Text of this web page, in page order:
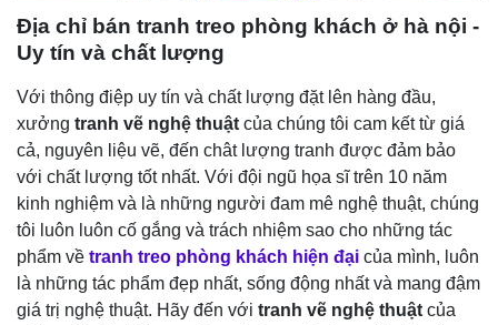
Địa chỉ bán tranh treo phòng khách ở hà nội -
Uy tín và chất lượng
Với thông điệp uy tín và chất lượng đặt lên hàng đầu,
xưởng tranh vẽ nghệ thuật của chúng tôi cam kết từ giá
cả, nguyên liệu vẽ, đến chât lượng tranh được đảm bảo
với chất lượng tốt nhất. Với đội ngũ họa sĩ trên 10 năm
kinh nghiệm và là những người đam mê nghệ thuật, chúng
tôi luôn luôn cố gắng và trách nhiệm sao cho những tác
phẩm về tranh treo phòng khách hiện đại của mình, luôn
là những tác phẩm đẹp nhất, sống động nhất và mang đậm
giá trị nghệ thuật. Hãy đến với tranh vẽ nghệ thuật của